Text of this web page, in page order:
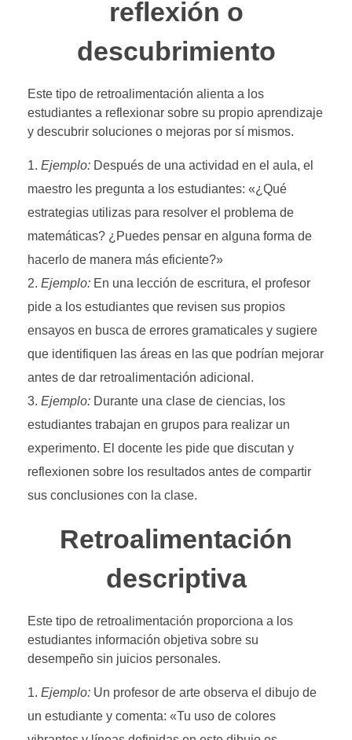
reflexión o
descubrimiento
Este tipo de retroalimentación alienta a los
estudiantes a reflexionar sobre su propio aprendizaje
y descubrir soluciones o mejoras por sí mismos.
Ejemplo: Después de una actividad en el aula, el
maestro les pregunta a los estudiantes: «¿Qué
estrategias utilizas para resolver el problema de
matemáticas? ¿Puedes pensar en alguna forma de
hacerlo de manera más eficiente?»
Ejemplo: En una lección de escritura, el profesor
pide a los estudiantes que revisen sus propios
ensayos en busca de errores gramaticales y sugiere
que identifiquen las áreas en las que podrían mejorar
antes de dar retroalimentación adicional.
Ejemplo: Durante una clase de ciencias, los
estudiantes trabajan en grupos para realizar un
experimento. El docente les pide que discutan y
reflexionen sobre los resultados antes de compartir
sus conclusiones con la clase.
Retroalimentación
descriptiva
Este tipo de retroalimentación proporciona a los
estudiantes información objetiva sobre su
desempeño sin juicios personales.
Ejemplo: Un profesor de arte observa el dibujo de
un estudiante y comenta: «Tu uso de colores